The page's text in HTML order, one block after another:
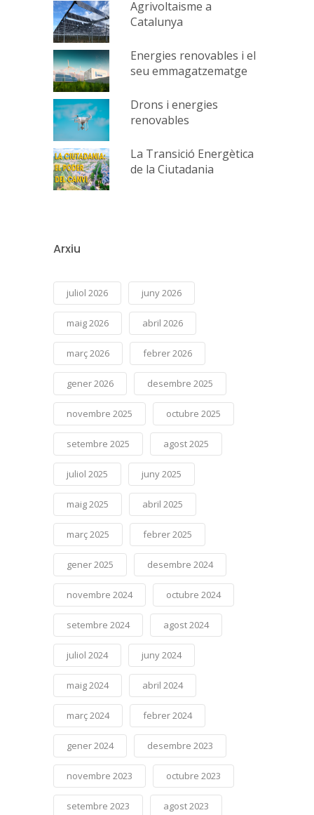
Agrivoltaisme a
Catalunya
Energies renovables i el
seu emmagatzematge
Drons i energies
renovables
La Transició Energètica
de la Ciutadania
Arxiu
juliol 2026 juny 2026
maig 2026 abril 2026
març 2026 febrer 2026
gener 2026 desembre 2025
novembre 2025 octubre 2025
setembre 2025 agost 2025
juliol 2025 juny 2025
maig 2025 abril 2025
març 2025 febrer 2025
gener 2025 desembre 2024
novembre 2024 octubre 2024
setembre 2024 agost 2024
juliol 2024 juny 2024
maig 2024 abril 2024
març 2024 febrer 2024
gener 2024 desembre 2023
novembre 2023 octubre 2023
setembre 2023 agost 2023